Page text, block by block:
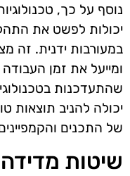
נוסף על כך,
יכולות לפשט את
במעורבות ידנית. זה
ומייעל את זמן
שהתעדכנות
יכולה להניב תוצאות
של התכנים
שיטות